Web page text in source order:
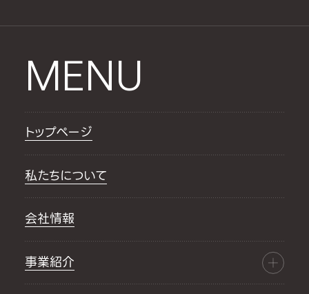
MENU
トップページ
私たちについて
会社情報
事業紹介